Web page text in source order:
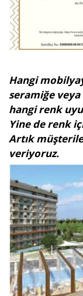
Hangi
seramiğe
hangi renk
Yine de renk
Artık
veriyoruz.